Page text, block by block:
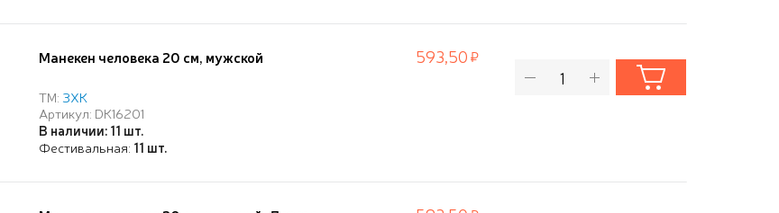
Манекен человека 20 см, мужской
ТМ: ЗХК
Артикул: DK16201
В наличии: 11 шт.
Фестивальная: 11 шт.
593,50